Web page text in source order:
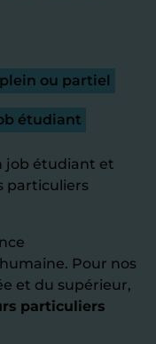
ou partiel
étudiant
job étudiant et
particuliers
Pour nos
et du supérieur,
particuliers